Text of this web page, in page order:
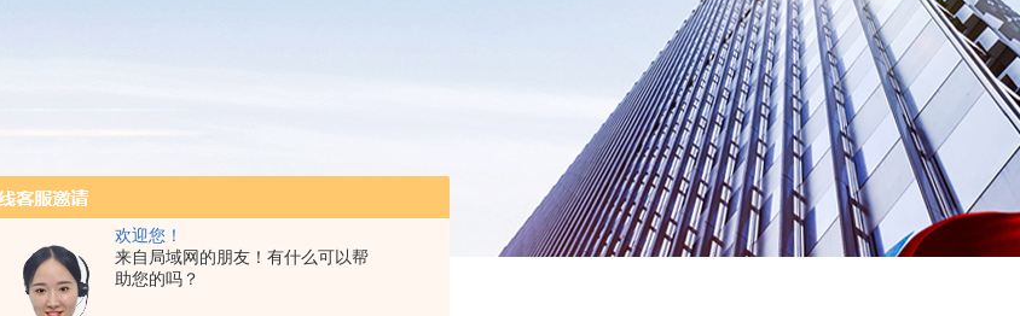
欢迎您！
来自局域网的朋友！有什么可以帮
助您的吗？